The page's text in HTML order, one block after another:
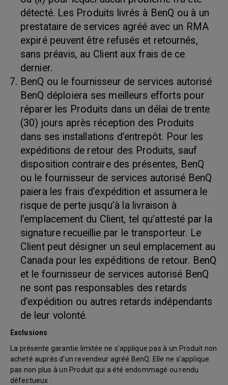
détecté. Les Produits livrés à BenQ ou à un
prestataire de services agréé avec un RMA
expiré peuvent être refusés et retournés,
sans préavis, au Client aux frais de ce
dernier.
BenQ ou le fournisseur de services autorisé
BenQ déploiera ses meilleurs efforts pour
réparer les Produits dans un délai de trente
(30) jours après réception des Produits
dans ses installations d’entrepôt. Pour les
expéditions de retour des Produits, sauf
disposition contraire des présentes, BenQ
ou le fournisseur de services autorisé BenQ
paiera les frais d’expédition et assumera le
risque de perte jusqu’à la livraison à
l’emplacement du Client, tel qu’attesté par la
signature recueillie par le transporteur. Le
Client peut désigner un seul emplacement au
Canada pour les expéditions de retour. BenQ
et le fournisseur de services autorisé BenQ
ne sont pas responsables des retards
d’expédition ou autres retards indépendants
de leur volonté.
Exclusions
La présente garantie limitée ne s’applique pas à un Produit non
acheté auprès d’un revendeur agréé BenQ. Elle ne s’applique
pas non plus à un Produit qui a été endommagé ou rendu
défectueux :